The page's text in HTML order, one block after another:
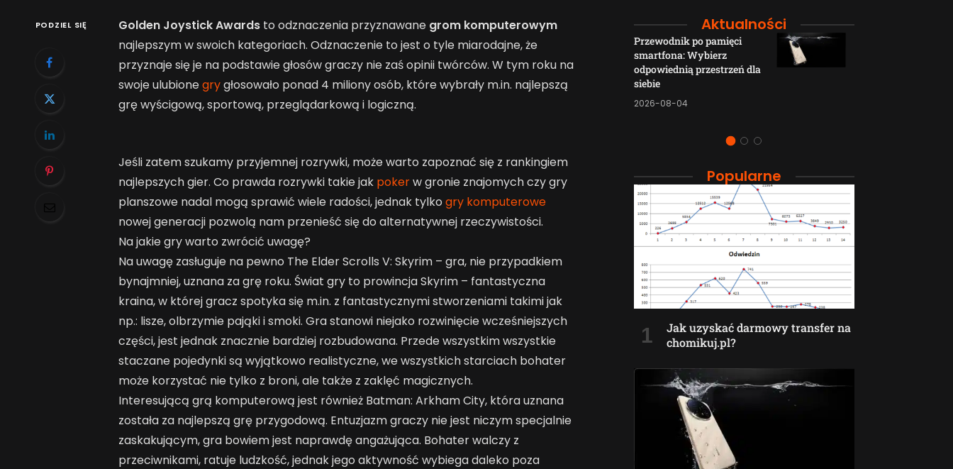
PODZIEL SIĘ Golden Joystick Awardsto odznaczenia przyznawane grom komputerowym
najlepszym w swoich kategoriach. Odznaczenie to jest o tyle miarodajne, że
przyznaje się je na podstawie głosów graczy nie zaś opinii twórców. W tym roku na
swoje ulubionegrygłosowało ponad 4 miliony osób, które wybrały m.in. najlepszą
grę wyścigową, sportową, przeglądarkową i logiczną.
Jeśli zatem szukamy przyjemnej rozrywki, może warto zapoznać się z rankingiem
najlepszych gier. Co prawda rozrywki takie jak pokerw gronie znajomych czy gry
planszowe nadal mogą sprawić wiele radości, jednak tylko gry komputerowe
nowej generacji pozwolą nam przenieść się do alternatywnej rzeczywistości.
Na jakie gry warto zwrócić uwagę?
Na uwagę zasługuje na pewno The Elder Scrolls V: Skyrim – gra, nie przypadkiem
bynajmniej, uznana za grę roku. Świat gry to prowincja Skyrim – fantastyczna
kraina, w której gracz spotyka się m.in. z fantastycznymi stworzeniami takimi jak
np.: lisze, olbrzymie pająki i smoki. Gra stanowi niejako rozwinięcie wcześniejszych
części, jest jednak znacznie bardziej rozbudowana. Przede wszystkim wszystkie
staczane pojedynki są wyjątkowo realistyczne, we wszystkich starciach bohater
może korzystać nie tylko z broni, ale także z zaklęć magicznych.
Interesującą grą komputerową jest również Batman: Arkham City, która uznana
została za najlepszą grę przygodową. Entuzjazm graczy nie jest niczym specjalnie
zaskakującym, gra bowiem jest naprawdę angażująca. Bohater walczy z
przeciwnikami, ratuje ludzkość, jednak jego aktywność wybiega daleko poza
Aktualności
Jak AI zmienia e-
commerce?
2026-04-27
Przewodnik po pamięci
smartfona: Wybierz
odpowiednią przestrzeń dla
siebie
2026-08-04
Popularne
Jak uzyskać darmowy transfer na
chomikuj.pl?